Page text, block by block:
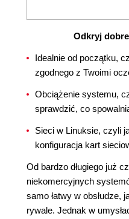
Odkryj
Idealnie od początku,
zgodnego z Twoimi
Obciążenie systemu,
sprawdzić, co
Sieci w Linuksie, czyli
konfiguracja kart
Od bardzo długiego już
niekomercyjnych
samo łatwy w obsłudze,
rywale. Jednak w